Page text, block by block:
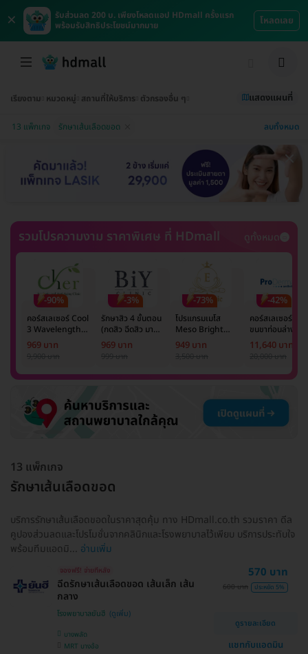
×
รับส่วนลด 200 บ. เพียงโหลดแอป HDmall ครั้งแรก
พร้อมรับสิทธิประโยชน์มากมาย
โหลดเลย
เรียงตาม หมวดหมู่ สถานที่ให้บริการ ตัวกรองอื่น ๆ แสดงแผนที่
13 แพ็กเกจ รักษาเส้นเลือดขอด ลบทั้งหมด
รวมโปรความงาม ราคาพิเศษ ที่ HDmall ดูทั้งหมด
-90%
คอร์สเลเซอร์ Cool
3 Wavelength
Diode กำจัดขน
รักแร้ 1 ปี 12 ครั้ง
969 บาท
-3%
รักษาสิว 4 ขั้นตอน
(กดสิว ฉีดสิว มาส์ก
หน้า และฉายแสง)
1 ครั้ง
969 บาท
-73%
โปรแกรมเมโส
Meso Bright
จำนวนซีซีขึ้นอยู่กับ
แพทย์ประเมิน เพื่อ
ครั้ง
949 บาท
-42%
คอร์สเลเซอร์กำจั
ขนขาท่อนล่าง 2
ข้าง 5 ครั้ง ด้วย
เลเซอร์
11,640 บาท
13 แพ็กเกจ
รักษาเส้นเลือดขอด
บริการรักษาเส้นเลือดขอดในราคาสุดคุ้ม ทาง HDmall.co.th รวมราคา ดีล
คูปองส่วนลดและโปรโมชั่นจากคลินิกและโรงพยาบาลไว้เพียบ บริการประทับใจ
พร้อมทีมแอดมิ... อ่านเพิ่ม
จองฟรี! จ่ายทีหลัง
ฉีดรักษาเส้นเลือดขอด เส้นเล็ก เส้น
กลาง
โรงพยาบาลยันฮี
บางพลัด
MRT บางอ้อ
570 บาท
600 บาท ประหยัด 5%
ดูรายละเอียด
แชทกับแอดมิน